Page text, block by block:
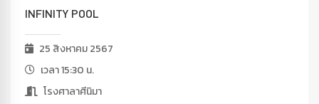
INFINITY POOL
25 สิงหาคม 2567
เวลา 15:30 น.
โรงศาลาศีนิมา